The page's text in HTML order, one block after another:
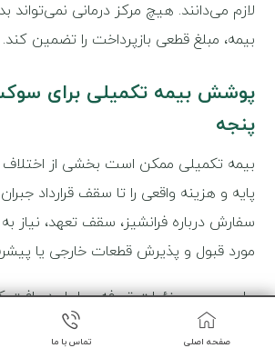
لازم می‌دانند. هیچ مرکز درمانی نمی‌تواند
بیمه، مبلغ قطعی بازپرداخت را تضمین کند.
پوشش بیمه تکمیلی برای
پنجه
بیمه تکمیلی ممکن است بخشی از اختلاف
پایه و هزینه واقعی را تا سقف قرارداد
سفارش درباره فرانشیز، سقف تعهد، نیاز به
مورد قبول و پذیرش قطعات خارجی یا
برای بررسی جزئیات تعرفه، مراحل
مدارک، راهنمای
هزینه پای مصنوعی با بیمه
صفحه اصلی تماس با ما